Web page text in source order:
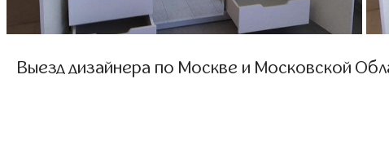
Выезд дизайнера по Москве и Московской